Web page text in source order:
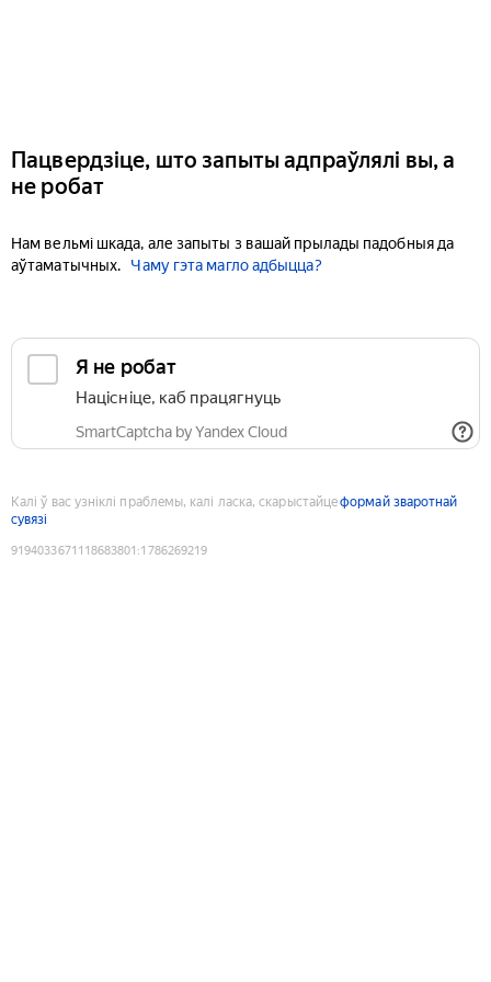
Пацвердзіце, што запыты адпраўлялі вы, а
не робат
Нам вельмі шкада, але запыты з вашай прылады падобныя да
аўтаматычных.
Чаму гэта магло адбыцца?
Я не робат
Націсніце, каб працягнуць
SmartCaptcha by Yandex Cloud
Калі ў вас узніклі праблемы, калі ласка, скарыстайцеформай зваротнай
сувязі
9194033671118683801 :1786269219